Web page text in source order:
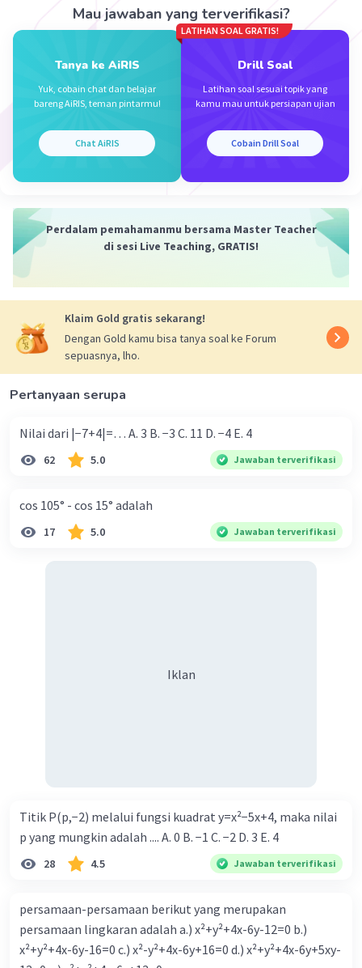
Mau jawaban yang terverifikasi?
Tanya ke AiRIS
Yuk, cobain chat dan belajar
bareng AiRIS, teman pintarmu!
Chat AiRIS
LATIHAN SOAL GRATIS!
Drill Soal
Latihan soal sesuai topik yang
kamu mau untuk persiapan ujian
Cobain Drill Soal
Perdalam pemahamanmu bersama Master Teacher
di sesi Live Teaching, GRATIS!
Klaim Gold gratis sekarang!
Dengan Gold kamu bisa tanya soal ke Forum
sepuasnya, lho.
Pertanyaan serupa
Nilai dari |−7+4|=… A. 3 B. −3 C. 11 D. −4 E. 4
62 5.0 Jawaban terverifikasi
cos 105° - cos 15° adalah
17 5.0 Jawaban terverifikasi
Iklan
Titik P(p,−2) melalui fungsi kuadrat y=x²−5x+4, maka nilai
p yang mungkin adalah .... A. 0 B. −1 C. −2 D. 3 E. 4
28 4.5 Jawaban terverifikasi
persamaan-persamaan berikut yang merupakan
persamaan lingkaran adalah a.) x²+y²+4x-6y-12=0 b.)
x²+y²+4x-6y-16=0 c.) x²-y²+4x-6y+16=0 d.) x²+y²+4x-6y+5xy-